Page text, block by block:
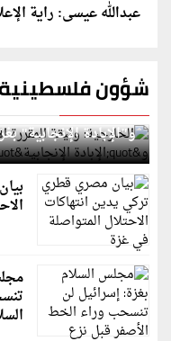
عبدالله عيسى: راية
شؤون
الخارجية: وثيقة
و"الإبادة الإنجابية"